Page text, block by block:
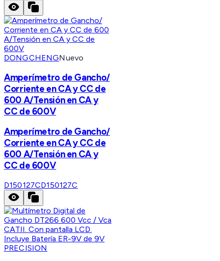
DONGCHENGNuevo
Amperímetro de Gancho/
Corriente en CA y CC de
600 A/Tensión en CA y
CC de 600V
Amperímetro de Gancho/
Corriente en CA y CC de
600 A/Tensión en CA y
CC de 600V
D150127CD150127C
PRECISION